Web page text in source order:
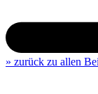
» zurück zu allen